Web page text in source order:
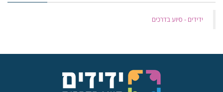
‏ידידים - סיוע בדרכים